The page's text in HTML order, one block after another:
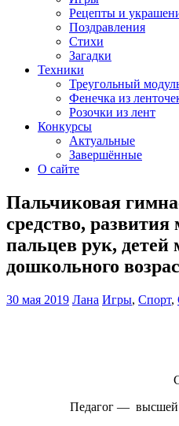
Рецепты и
Поздравления
Стихи
Загадки
Техники
Треугольный
Фенечка из
Розочки из лент
Конкурсы
Актуальные
Завершённые
О сайте
Пальчиковая
средство,
пальцев рук, детей
дошкольного
30 мая 2019 Лана Игры, Спорт,
Педагог — высшей